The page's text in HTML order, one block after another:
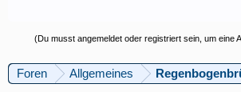
(Du musst angemeldet oder registriert sein, um eine
Foren Allgemeines